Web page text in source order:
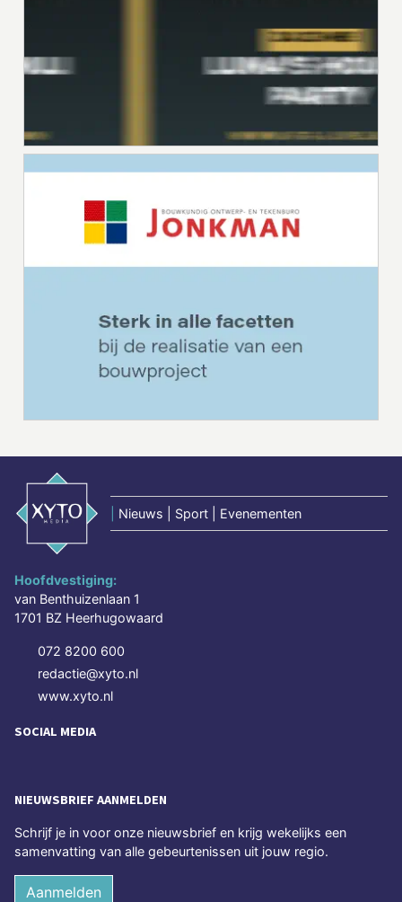
Nieuws | Sport | Evenementen
Hoofdvestiging:
van Benthuizenlaan 1
1701 BZ Heerhugowaard
072 8200 600
redactie@xyto.nl
www.xyto.nl
SOCIAL MEDIA
NIEUWSBRIEF AANMELDEN
Schrijf je in voor onze nieuwsbrief en krijg wekelijks een
samenvatting van alle gebeurtenissen uit jouw regio.
Aanmelden